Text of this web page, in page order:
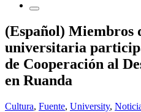
(Español) Miembros
universitaria
de Cooperación al
en Ruanda
Cultura, Fuente, University,